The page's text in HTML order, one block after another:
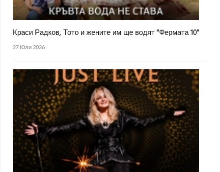
Краси Радков, Тото и жените им ще водят "Фермата 10"
27 Юли 2026